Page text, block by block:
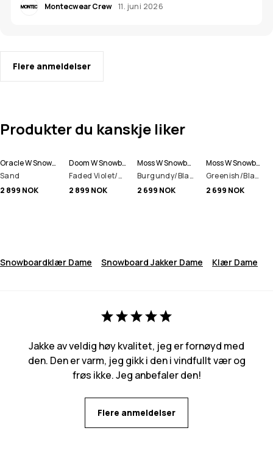
Montecwear Crew 11. juni 2026
Flere anmeldelser
Produkter du kanskje liker
Oracle W Snowboardjakke Dame
Sand
2 899 NOK
Doom W Snowboardjakke Dame
Faded Violet/Black/Dark Atlantic
2 899 NOK
Moss W Snowboardjakke Dame
Burgundy/Black
2 699 NOK
Moss W Snowboardjakke Dame
Greenish/Black
2 699 NOK
Snowboardklær Dame Snowboard Jakker Dame Klær Dame
Jakke av veldig høy kvalitet, jeg er fornøyd med
den. Den er varm, jeg gikk i den i vindfullt vær og
frøs ikke. Jeg anbefaler den!
Flere anmeldelser